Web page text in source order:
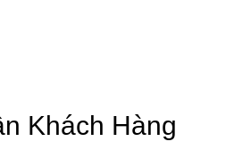
Khách Hàng